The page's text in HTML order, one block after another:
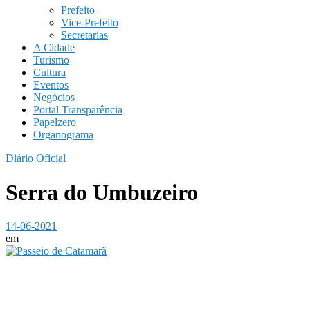
Prefeito
Vice-Prefeito
Secretarias
A Cidade
Turismo
Cultura
Eventos
Negócios
Portal Transparência
Papelzero
Organograma
Diário Oficial
Serra do Umbuzeiro
14-06-2021
em